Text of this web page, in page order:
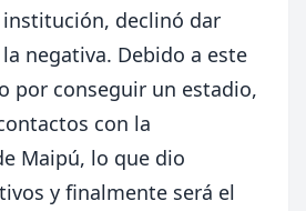
declinó dar
negativa. Debido a este
por conseguir un estadio,
con la
Maipú, lo que dio
y finalmente será el